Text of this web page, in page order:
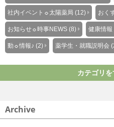
社内イベント☼太陽薬局 (12) おく
お知らせ☼時事NEWS (8) 健康情報
動☼情報♪ (2) 薬学生・就職説明会
カテゴリ
Archive